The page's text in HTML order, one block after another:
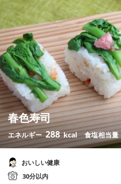
春色寿司
エネルギー288 kcal 食塩相当量
おいしい健康
30分以内